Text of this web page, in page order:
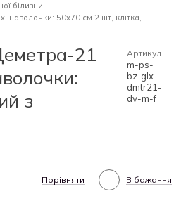
білизни
наволочки: 50х70 см 2 шт, клітка,
21
з
Артикул
m-ps-
bz-glx-
dmtr21-
dv-m-f
Порівняти В бажання